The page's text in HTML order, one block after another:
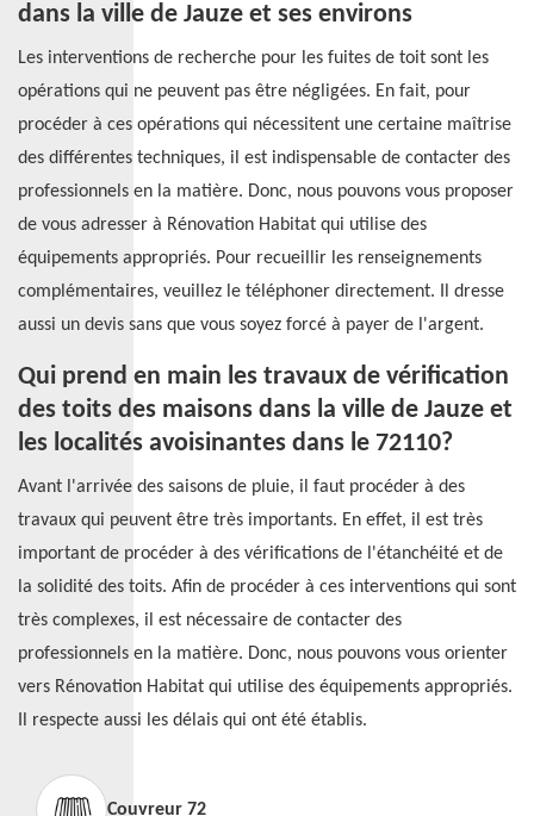
dans la ville de Jauze et ses environs
Les interventions de recherche pour les fuites de toit sont les
opérations qui ne peuvent pas être négligées. En fait, pour
procéder à ces opérations qui nécessitent une certaine maîtrise
des différentes techniques, il est indispensable de contacter des
professionnels en la matière. Donc, nous pouvons vous proposer
de vous adresser à Rénovation Habitat qui utilise des
équipements appropriés. Pour recueillir les renseignements
complémentaires, veuillez le téléphoner directement. Il dresse
aussi un devis sans que vous soyez forcé à payer de l'argent.
Qui prend en main les travaux de vérification
des toits des maisons dans la ville de Jauze et
les localités avoisinantes dans le 72110?
Avant l'arrivée des saisons de pluie, il faut procéder à des
travaux qui peuvent être très importants. En effet, il est très
important de procéder à des vérifications de l'étanchéité et de
la solidité des toits. Afin de procéder à ces interventions qui sont
très complexes, il est nécessaire de contacter des
professionnels en la matière. Donc, nous pouvons vous orienter
vers Rénovation Habitat qui utilise des équipements appropriés.
Il respecte aussi les délais qui ont été établis.
Couvreur 72